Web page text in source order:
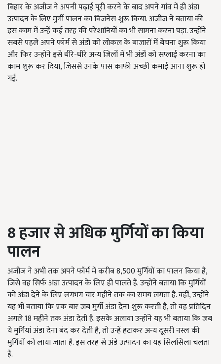
बिहार के अजीज ने अपनी पढ़ाई पूरी करने के बाद अपने गांव में ही अंडा
उत्पादन के लिए मुर्गी पालन का बिजनेस शुरू किया. अजीज ने बताया की
इस काम में उन्हें कई तरह की परेशानियों का भी सामना करना पड़ा. उन्होंने
सबसे पहले अपने फॉर्म से अंडो को लोकल के बाजारों में बेचना शुरू किया
और फिर उन्होंने इसे धीरे-धीरे अन्य जिलों में भी अंडों को सप्लाई करना का
काम शुरू कर दिया, जिससे उनके पास काफी अच्छी कमाई आना शुरू हो
गई.
8हजार से अधिक मुर्गियों का किया
पालन
अजीज ने अभी तक अपने फॉर्म में करीब 8,500 मुर्गियों का पालन किया है,
जिसे वह सिर्फ अंडा उत्पादन के लिए ही पालते हैं. उन्होंने बताया कि मुर्गियों
को अंडा देने के लिए लगभग चार महीने तक का समय लगता है. वहीं, उन्होंने
यह भी बताया कि एक बार जब मुर्गी अंडा देना शुरू करती है, तो वह प्रतिदिन
अगले 18 महीने तक अंडा देती हैं. इसके अलावा उन्होंने यह भी बताया कि जब
ये मुर्गियां अंडा देना बंद कर देती है, तो उन्हें हटाकर अन्य दूसरी नस्ल की
मुर्गियों को लाया जाता है. इस तरह से अंडे उत्पादन का यह सिलसिला चलता
है.